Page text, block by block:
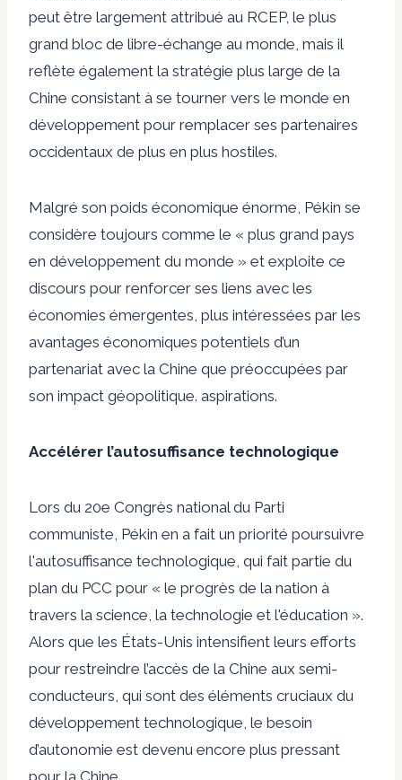
peut être largement attribué au RCEP, le plus
grand bloc de libre-échange au monde, mais il
reflète également la stratégie plus large de la
Chine consistant à se tourner vers le monde en
développement pour remplacer ses partenaires
occidentaux de plus en plus hostiles.
Malgré son poids économique énorme, Pékin se
considère toujours comme le « plus grand pays
en développement du monde » et exploite ce
discours pour renforcer ses liens avec les
économies émergentes, plus intéressées par les
avantages économiques potentiels d’un
partenariat avec la Chine que préoccupées par
son impact géopolitique. aspirations.
Accélérer l’autosuffisance technologique
Lors du 20e Congrès national du Parti
communiste, Pékin en a fait un priorité poursuivre
l'autosuffisance technologique, qui fait partie du
plan du PCC pour « le progrès de la nation à
travers la science, la technologie et l'éducation ».
Alors que les États-Unis intensifient leurs efforts
pour restreindre l’accès de la Chine aux semi-
conducteurs, qui sont des éléments cruciaux du
développement technologique, le besoin
d’autonomie est devenu encore plus pressant
pour la Chine.